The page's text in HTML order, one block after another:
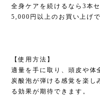
全身ケアを続けるなら3本
5,000円以上のお買い上げ
【使用方法】
適量を手に取り、頭皮や体
炭酸泡が弾ける感覚を楽し
る効果が期待できます。